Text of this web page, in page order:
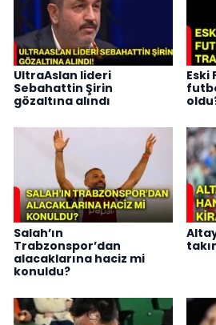
UltraAslan lideri
Sebahattin Şirin
gözaltına alındı
Eski
Salah’ın
Trabzonspor’dan
alacaklarına haciz mi
konuldu?